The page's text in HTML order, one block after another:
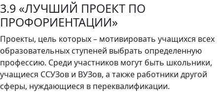
3.9 «ЛУЧШИЙ ПРОЕКТ ПО
ПРОФОРИЕНТАЦИИ»
Проекты, цель которых – мотивировать учащихся всех
образовательных ступеней выбрать определенную
профессию. Среди участников могут быть школьники,
учащиеся ССУЗов и ВУЗов, а также работники другой
сферы, нуждающиеся в переквалификации.